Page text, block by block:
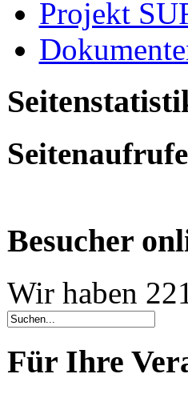
Projekt
Seitenaufrufe
Besucher
Wir haben
Für Ihre